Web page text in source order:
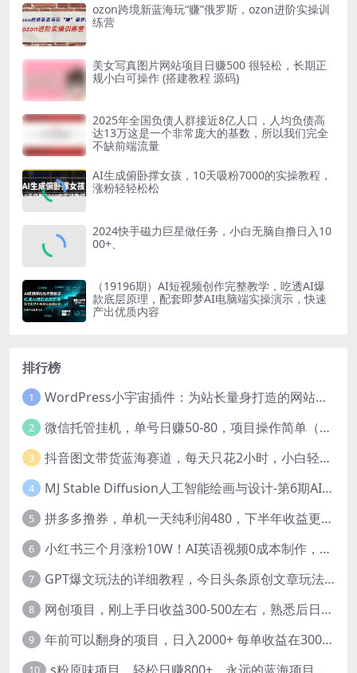
ozon跨境新蓝海玩“赚”俄罗斯，ozon进阶实操训
练营
美女写真图片网站项目日赚500 很轻松，长期正
规小白可操作 (搭建教程 源码)
2025年全国负债人群接近8亿人口，人均负债高
达13万这是一个非常庞大的基数，所以我们完全
不缺前端流量
AI生成俯卧撑女孩，10天吸粉7000的实操教程，
涨粉轻轻松松
2024快手磁力巨星做任务，小白无脑自撸日入10
00+、
（19196期）AI短视频创作完整教学，吃透AI爆
款底层原理，配套即梦AI电脑端实操演示，快速
产出优质内容
排行榜
1 WordPress小宇宙插件：为站长量身打造的网站性能与SEO优化插件
2 微信托管挂机，单号日赚50-80，项目操作简单（附无限注册实名微信号教程）
3 抖音图文带货蓝海赛道，每天只花2小时，小白轻松过万
4 MJ Stable Diffusion人工智能绘画与设计-第6期AIGC课程（35节）
5 拼多多撸券，单机一天纯利润480，下半年收益更高，不限设备，不限IP。
6 小红书三个月涨粉10W！AI英语视频0成本制作，每天轻松日入2000+
7 GPT爆文玩法的详细教程，今日头条原创文章玩法实操讲解，简单操作月入5000
8 网创项目，刚上手日收益300-500左右，熟悉后日收益1500-3000
9 年前可以翻身的项目，日入2000+ 每单收益在300-3000之间，利润空间非常的大
10